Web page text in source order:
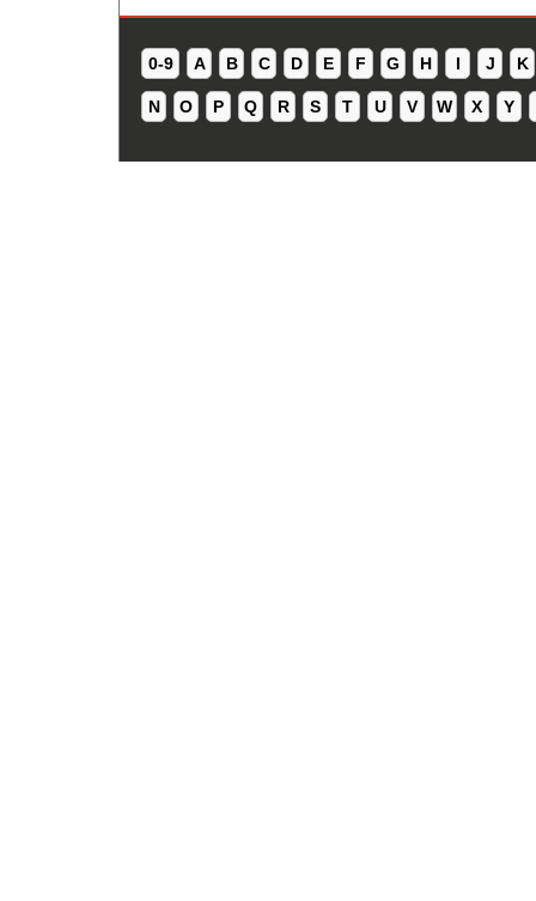
0-9 A B C D E F G H I J K
N O P Q R S T U V W X Y